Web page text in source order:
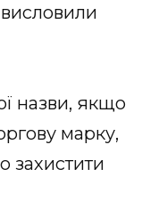
назви, якщо
марку,
захистити